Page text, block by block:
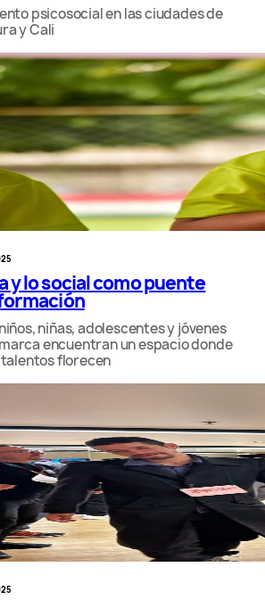
psicosocial en las ciudades de
y Cali
y lo social como puente
niñas, adolescentes y jóvenes
encuentran un espacio donde
talentos florecen